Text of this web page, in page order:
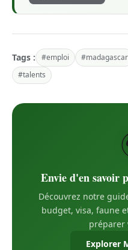
Tags : #emploi #madagascar
#talents
Envie d'en savoir
Découvrez notre
budget, visa, faune
préparer
Explorer